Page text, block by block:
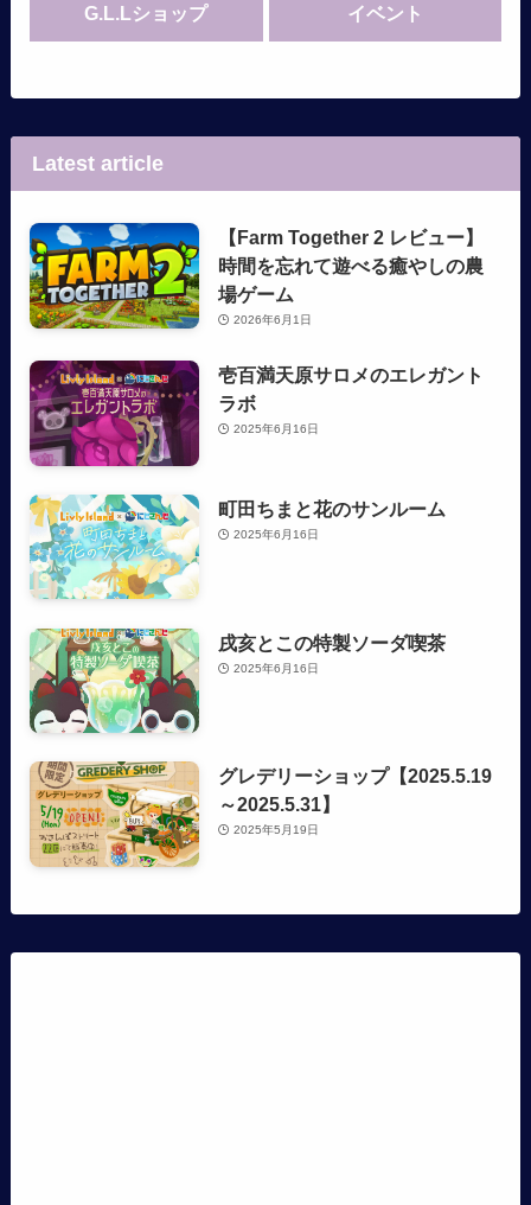
G.L.Lショップ イベント
Latest article
【Farm Together 2 レビュー】
時間を忘れて遊べる癒やしの農
場ゲーム
2026年6月1日
壱百満天原サロメのエレガント
ラボ
2025年6月16日
町田ちまと花のサンルーム
2025年6月16日
戌亥とこの特製ソーダ喫茶
2025年6月16日
グレデリーショップ【2025.5.19
～2025.5.31】
2025年5月19日